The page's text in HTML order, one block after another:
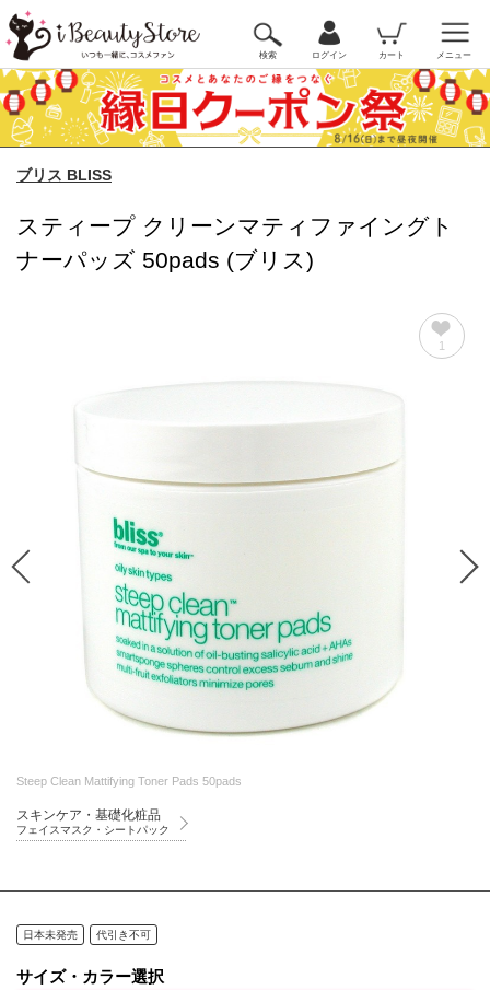
検索 ログイン カート メニュー
ブリス BLISS
スティープ クリーンマティファイングト
ナーパッズ 50pads (ブリス)
1
Steep Clean Mattifying Toner Pads 50pads
スキンケア・基礎化粧品
フェイスマスク・シートパック
日本未発売 代引き不可
サイズ・カラー選択